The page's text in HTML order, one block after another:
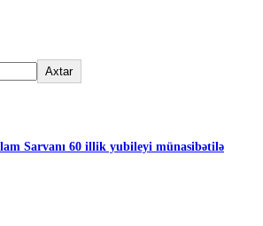
Axtar
Sarvanı 60 illik yubileyi münasibətilə